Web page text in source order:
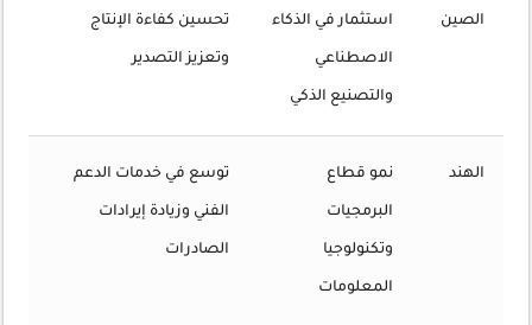
الصين استثمار في الذكاء
الاصطناعي
والتصنيع الذكي
تحسين كفاءة الإنتاج
وتعزيز التصدير
الهند نمو قطاع
البرمجيات
وتكنولوجيا
المعلومات
توسع في خدمات الدعم
الفني وزيادة إيرادات
الصادرات